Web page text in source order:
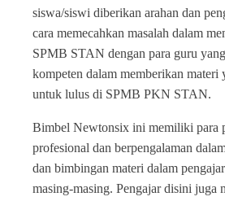
siswa/siswi diberikan arahan dan
cara memecahkan masalah dalam
SPMB STAN dengan para guru
kompeten dalam memberikan materi
untuk lulus di SPMB PKN STAN.
Bimbel Newtonsix ini memiliki para
profesional dan berpengalaman
dan bimbingan materi dalam
masing-masing. Pengajar disini juga